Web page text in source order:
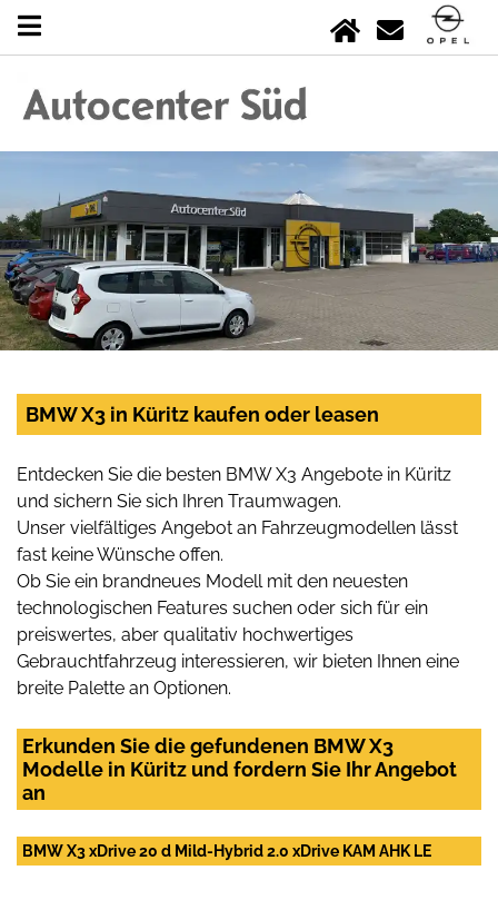
BMW X3 in Küritz kaufen oder leasen
Entdecken Sie die besten BMW X3 Angebote in Küritz
und sichern Sie sich Ihren Traumwagen.
Unser vielfältiges Angebot an Fahrzeugmodellen lässt
fast keine Wünsche offen.
Ob Sie ein brandneues Modell mit den neuesten
technologischen Features suchen oder sich für ein
preiswertes, aber qualitativ hochwertiges
Gebrauchtfahrzeug interessieren, wir bieten Ihnen eine
breite Palette an Optionen.
Erkunden Sie die gefundenen BMW X3
Modelle in Küritz und fordern Sie Ihr Angebot
an
BMW X3 xDrive 20 d Mild-Hybrid 2.0 xDrive KAM AHK LE